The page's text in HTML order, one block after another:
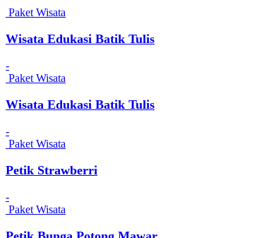
Paket Wisata
Wisata Edukasi Batik Tulis
-
Paket Wisata
Wisata Edukasi Batik Tulis
-
Paket Wisata
Petik Strawberri
-
Paket Wisata